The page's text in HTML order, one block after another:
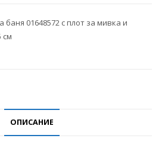
01648572 с плот за мивка и
см
ОПИСАНИЕ